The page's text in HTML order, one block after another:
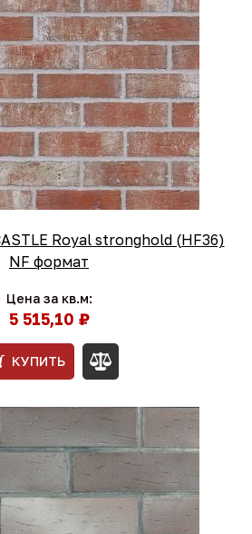
Royal stronghold (HF36)
NF формат
Цена за кв.м:
5 515,10 ₽
КУПИТЬ